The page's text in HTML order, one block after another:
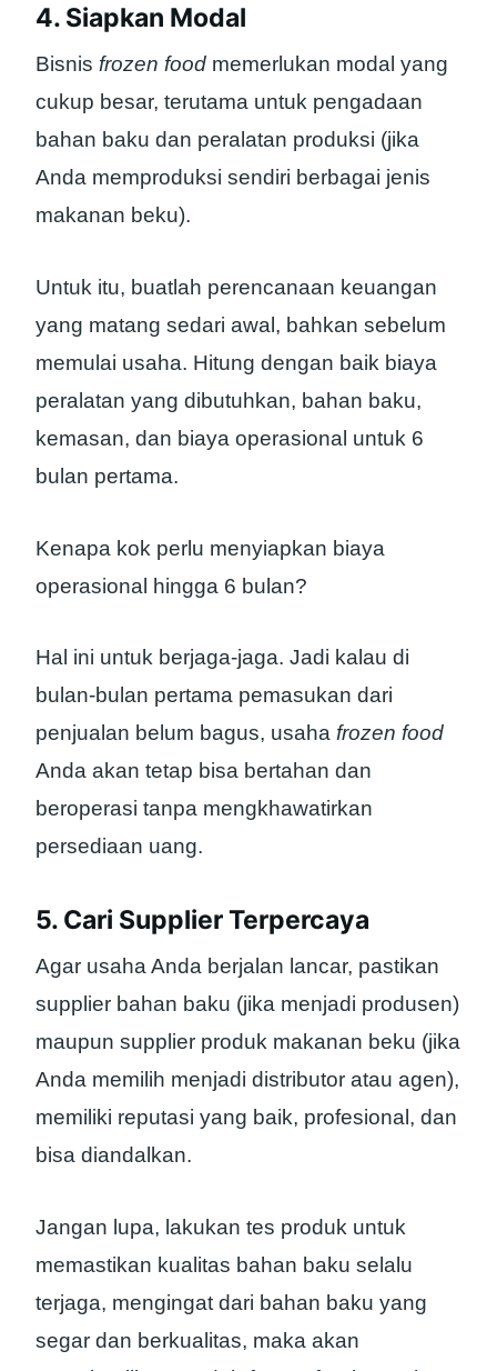
4. Siapkan Modal
Bisnis frozen food memerlukan modal yang
cukup besar, terutama untuk pengadaan
bahan baku dan peralatan produksi (jika
Anda memproduksi sendiri berbagai jenis
makanan beku).
Untuk itu, buatlah perencanaan keuangan
yang matang sedari awal, bahkan sebelum
memulai usaha. Hitung dengan baik biaya
peralatan yang dibutuhkan, bahan baku,
kemasan, dan biaya operasional untuk 6
bulan pertama.
Kenapa kok perlu menyiapkan biaya
operasional hingga 6 bulan?
Hal ini untuk berjaga-jaga. Jadi kalau di
bulan-bulan pertama pemasukan dari
penjualan belum bagus, usaha frozen food
Anda akan tetap bisa bertahan dan
beroperasi tanpa mengkhawatirkan
persediaan uang.
5. Cari Supplier Terpercaya
Agar usaha Anda berjalan lancar, pastikan
supplier bahan baku (jika menjadi produsen)
maupun supplier produk makanan beku (jika
Anda memilih menjadi distributor atau agen),
memiliki reputasi yang baik, profesional, dan
bisa diandalkan.
Jangan lupa, lakukan tes produk untuk
memastikan kualitas bahan baku selalu
terjaga, mengingat dari bahan baku yang
segar dan berkualitas, maka akan